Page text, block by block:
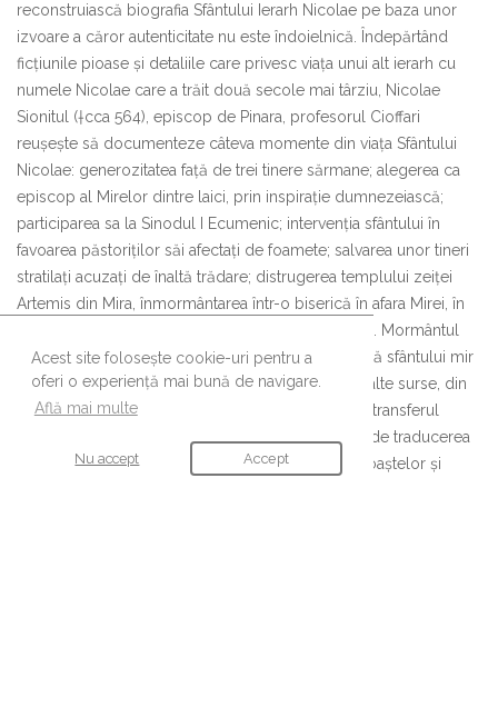
Acest site folosește cookie-uri pentru a
oferi o experiență mai bună de navigare.
Află mai multe
Nu accept Accept
reconstruiască biografia Sfântului Ierarh Nicolae pe baza unor
izvoare a căror autenticitate nu este îndoielnică. Îndepărtând
ficțiunile pioase și detaliile care privesc viața unui alt ierarh cu
numele Nicolae care a trăit două secole mai târziu, Nicolae
Sionitul (†cca 564), episcop de Pinara, profesorul Cioffari
reușește să documenteze câteva momente din viața Sfântului
Nicolae: generozitatea față de trei tinere sărmane; alegerea ca
episcop al Mirelor dintre laici, prin inspirație dumnezeiască;
participarea sa la Sinodul I Ecumenic; intervenția sfântului în
favoarea păstoriților săi afectați de foamete; salvarea unor tineri
stratilați acuzați de înaltă trădare; distrugerea templului zeiței
Artemis din Mira, înmormântarea într-o biserică în afara Mirei, în
ultimii ani ai domniei Sfântului Constantin cel Mare. Mormântul
său a devenit un important loc de pelerinaj datorită sfântului mir
care izvora din lespedea mormântului sau, după alte surse, din
sfintele moaște, fenomen care a persistat și după transferul
moaștelor la Bari. Valoarea lucrării este sporită și de traducerea
în limba română a unui izvor latin privind furtul moaștelor și